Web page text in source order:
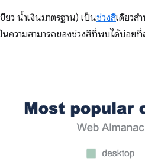
ยว น้ำเงินมาตรฐาน) เป็นช่วงสีเดียวส
ความสามารถของช่วงสีที่พบได้บ่อย